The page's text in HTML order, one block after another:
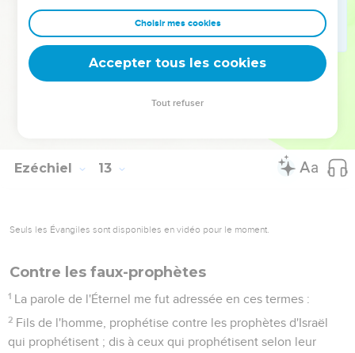
Fils de l'homme, voici, la maison d'Israël dit : La vision qu'il
a, est à long terme ; c'est pour des temps éloignés qu'il
prophétise.
C'est pourquoi dis-leur : Ainsi a dit le Seigneur, l'Éternel : Il
n'y aura plus de délai pour l'accomplissement de toutes mes
Ezéchiel 13
Seuls les Évangiles sont disponibles en vidéo pour le moment.
Contre les faux-prophètes
1 La parole de l'Éternel me fut adressée en ces termes :
2 Fils de l'homme, prophétise contre les prophètes d'Israël
qui prophétisent ; dis à ceux qui prophétisent selon leur
Choisir mes cookies
Accepter tous les cookies
Tout refuser